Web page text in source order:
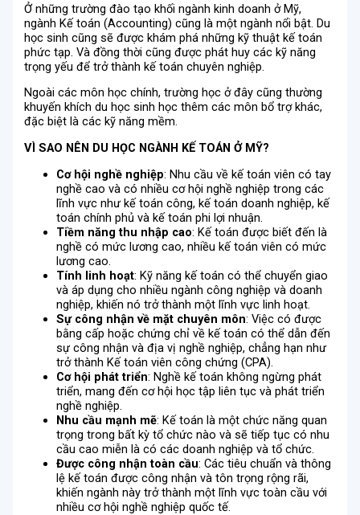
Ở những trường đào tạo khối ngành kinh doanh ở Mỹ,
ngành Kế toán (Accounting) cũng là một ngành nổi bật. Du
học sinh cũng sẽ được khám phá những kỹ thuật kế toán
phức tạp. Và đồng thời cũng được phát huy các kỹ năng
trọng yếu để trở thành kế toán chuyên nghiệp.
Ngoài các môn học chính, trường học ở đây cũng thường
khuyến khích du học sinh học thêm các môn bổ trợ khác,
đặc biệt là các kỹ năng mềm.
VÌ SAO NÊN DU HỌC NGÀNH KẾ TOÁN Ở MỸ?
Cơ hội nghề nghiệp: Nhu cầu về kế toán viên có tay
nghề cao và có nhiều cơ hội nghề nghiệp trong các
lĩnh vực như kế toán công, kế toán doanh nghiệp, kế
toán chính phủ và kế toán phi lợi nhuận.
Tiềm năng thu nhập cao: Kế toán được biết đến là
nghề có mức lương cao, nhiều kế toán viên có mức
lương cao.
Tính linh hoạt: Kỹ năng kế toán có thể chuyển giao
và áp dụng cho nhiều ngành công nghiệp và doanh
nghiệp, khiến nó trở thành một lĩnh vực linh hoạt.
Sự công nhận về mặt chuyên môn: Việc có được
bằng cấp hoặc chứng chỉ về kế toán có thể dẫn đến
sự công nhận và địa vị nghề nghiệp, chẳng hạn như
trở thành Kế toán viên công chứng (CPA).
Cơ hội phát triển: Nghề kế toán không ngừng phát
triển, mang đến cơ hội học tập liên tục và phát triển
nghề nghiệp.
Nhu cầu mạnh mẽ: Kế toán là một chức năng quan
trọng trong bất kỳ tổ chức nào và sẽ tiếp tục có nhu
cầu cao miễn là có các doanh nghiệp và tổ chức.
Được công nhận toàn cầu: Các tiêu chuẩn và thông
lệ kế toán được công nhận và tôn trọng rộng rãi,
khiến ngành này trở thành một lĩnh vực toàn cầu với
nhiều cơ hội nghề nghiệp quốc tế.